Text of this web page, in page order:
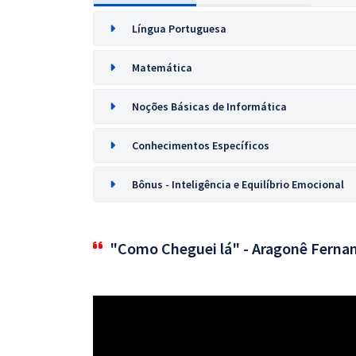
Língua Portuguesa
Matemática
Noções Básicas de Informática
Conhecimentos Específicos
Bônus - Inteligência e Equilíbrio Emocional
"Como Cheguei lá" - Aragonê